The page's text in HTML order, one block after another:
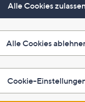
Alle Cookies zulassen
Alle Cookies
Cookie-